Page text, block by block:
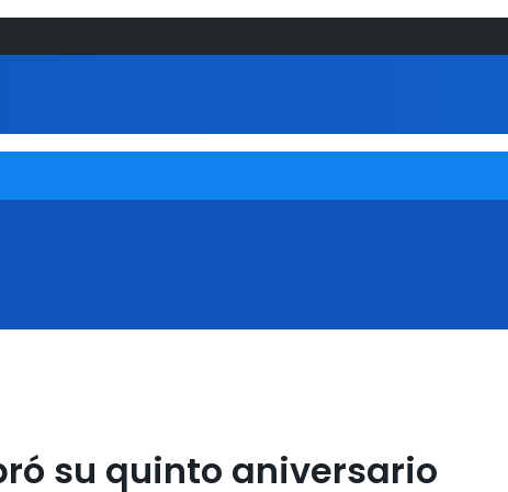
su quinto aniversario